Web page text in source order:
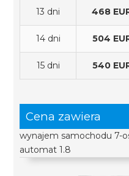
13 dni 468
14 dni 504
15 dni 540
Cena zawiera
wynajem samochodu 7-
automat 1.8